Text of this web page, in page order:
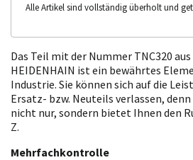
Alle Artikel sind vollständig überholt und
Das Teil mit der Nummer TNC320
HEIDENHAIN ist ein bewährtes
Industrie. Sie können sich auf die
Ersatz- bzw. Neuteils verlassen,
nicht nur, sondern bietet Ihnen den
Z.
Mehrfachkontrolle